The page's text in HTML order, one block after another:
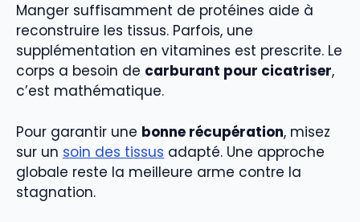
Manger suffisamment de protéines aide à
reconstruire les tissus. Parfois, une
supplémentation en vitamines est prescrite. Le
corps a besoin de carburant pour cicatriser,
c’est mathématique.
Pour garantir une bonne récupération, misez
sur un soin des tissus adapté. Une approche
globale reste la meilleure arme contre la
stagnation.